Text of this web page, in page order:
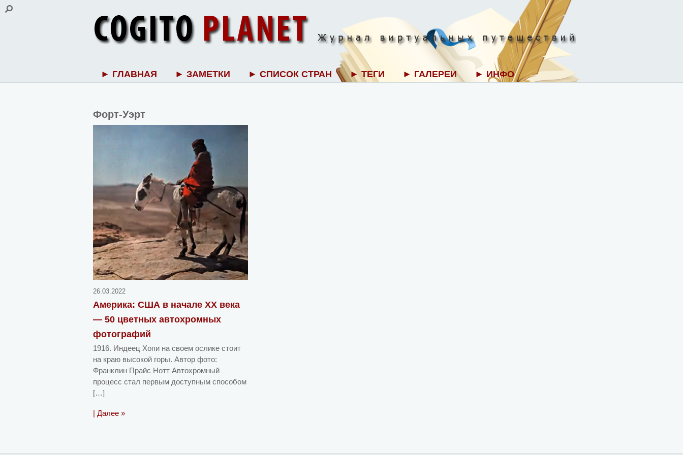
► ГЛАВНАЯ ► ЗАМЕТКИ ► СПИСОК СТРАН ► ТЕГИ ► ГАЛЕРЕИ ► ИНФО
Форт-Уэрт
26.03.2022
Америка: США в начале ХХ века
— 50 цветных автохромных
фотографий
1916. Индеец Хопи на своем ослике стоит
на краю высокой горы. Автор фото:
Франклин Прайс Нотт Автохромный
процесс стал первым доступным способом
[…]
| Далее »